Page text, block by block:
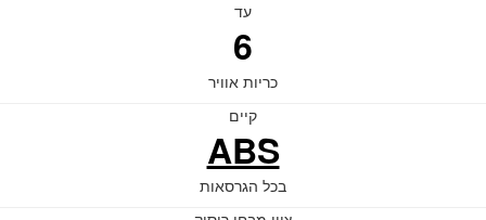
עד
6
כריות אוויר
קיים
ABS
בכל הגרסאות